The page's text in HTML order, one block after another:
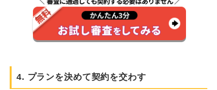
4. プランを決めて契約を交わす